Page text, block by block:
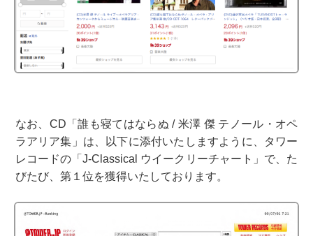
なお、CD「誰も寝てはならぬ / 米澤 傑 テノール・オペ
ラアリア集」は、以下に添付いたしますように、タワー
レコードの「J-Classical ウイークリーチャート」で、た
びたび、第１位を獲得いたしております。